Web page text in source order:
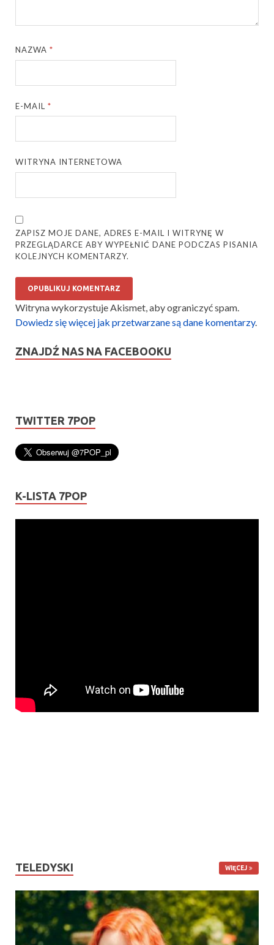
NAZWA*
E-MAIL*
WITRYNA INTERNETOWA
ZAPISZ MOJE DANE, ADRES E-MAIL I WITRYNĘ W
PRZEGLĄDARCE ABY WYPEŁNIĆ DANE PODCZAS PISANIA
KOLEJNYCH KOMENTARZY.
Witryna wykorzystuje Akismet, aby ograniczyć spam.
Dowiedz się więcej jak przetwarzane są dane komentarzy.
ZNAJDŹ NAS NA FACEBOOKU
TWITTER 7POP
K-LISTA 7POP
TELEDYSKI WIĘCEJ